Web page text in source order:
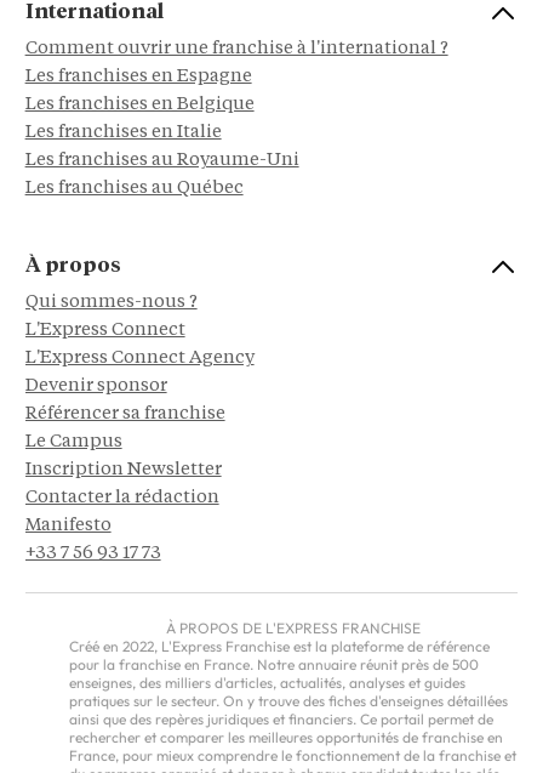
International
Comment ouvrir une franchise à l'international ?
Les franchises en Espagne
Les franchises en Belgique
Les franchises en Italie
Les franchises au Royaume-Uni
Les franchises au Québec
À propos
Qui sommes-nous ?
L'Express Connect
L'Express Connect Agency
Devenir sponsor
Référencer sa franchise
Le Campus
Inscription Newsletter
Contacter la rédaction
Manifesto
+33 7 56 93 17 73
À PROPOS DE L'EXPRESS FRANCHISE
Créé en 2022, L'Express Franchise est la plateforme de référence
pour la franchise en France. Notre annuaire réunit près de 500
enseignes, des milliers d'articles, actualités, analyses et guides
pratiques sur le secteur. On y trouve des fiches d'enseignes détaillées
ainsi que des repères juridiques et financiers. Ce portail permet de
rechercher et comparer les meilleures opportunités de franchise en
France, pour mieux comprendre le fonctionnement de la franchise et